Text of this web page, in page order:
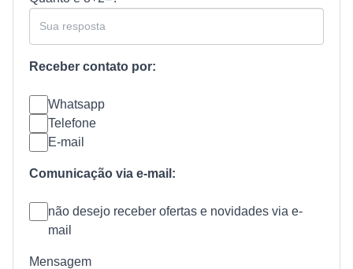
Receber contato por:
Whatsapp
Telefone
E-mail
Comunicação via e-mail:
não desejo receber ofertas e novidades via e-
mail
Mensagem